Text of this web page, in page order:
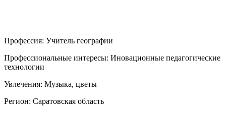
Профессия: Учитель географии
Профессиональные интересы: Иновационные педагогические
технологии
Увлечения: Музыка, цветы
Регион: Саратовская область